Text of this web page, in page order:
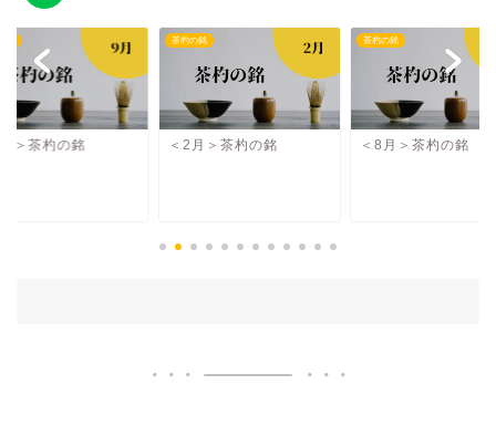
＞茶杓の銘
茶杓の銘
＜2月＞茶杓の銘
茶杓の銘
＜8月＞茶杓の銘